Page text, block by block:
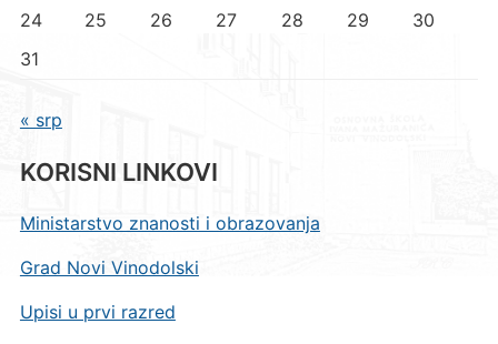
24
25 26 27 28 29
30
31
« srp
KORISNI LINKOVI
Ministarstvo znanosti i obrazovanja
Grad Novi Vinodolski
Upisi u prvi razred